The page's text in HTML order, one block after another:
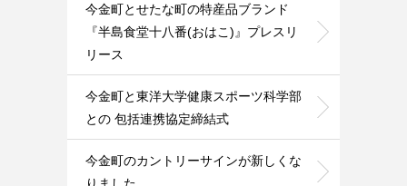
今金町とせたな町の特産品ブランド
『半島食堂十八番(おはこ)』プレスリ
リース
今金町と東洋大学健康スポーツ科学部
との 包括連携協定締結式
今金町のカントリーサインが新しくな